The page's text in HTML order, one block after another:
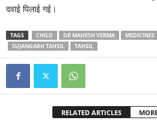
दवाई पिलाई गई।
TAGS CHILD DR MAHESH VERMA MEDICINES
SUJANGARH TAHSIL
TAHSIL
RELATED ARTICLES